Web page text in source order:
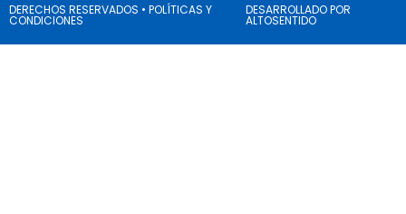
DERECHOS RESERVADOS • POLÍTICAS Y
CONDICIONES
DESARROLLADO POR
ALTOSENTIDO